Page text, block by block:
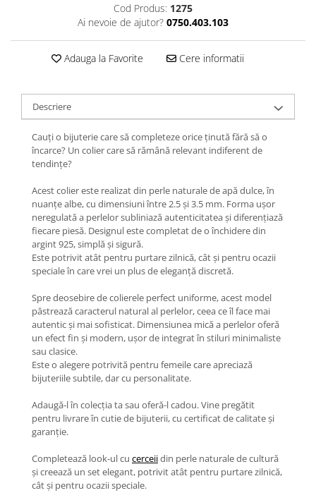
Lănțișoare cu Animale
Lănțișoare cu Molecule
Lănțișoare cu Pietre Naturale
Lănțișoare Argint Diverse
Coliere cu Perle Naturale
Coliere cu Perle Preciosa
COLIERE ȘNUR REGLABIL
Coliere cu Inimioare
Coliere cu Stea
Coliere cu Soare
Coliere cu Semilună
Coliere cu Zodii
Coliere cu Flori
Coliere cu Molecule
Coliere Diverse
BRĂȚĂRI
BRĂȚĂRI CU ȘNUR REGLABIL
Brățări din Aur cu șnur reglabil
Brățări din Argint cu șnur reglabil
BRĂȚĂRI CU PIETRE SEMIPREȚIOASE
Brățări din Aur cu pietre
semiprețioase
Brățări din Argint cu pietre
semiprețioase
Cod Produs: 1275
Ai nevoie de ajutor? 0750.403.103
Adauga la Favorite Cere informatii
Descriere
Cauți o bijuterie care să completeze orice ținută fără să o
încarce? Un colier care să rămână relevant indiferent de
tendințe?
Acest colier este realizat din perle naturale de apă dulce, în
nuanțe albe, cu dimensiuni între 2.5 și 3.5 mm. Forma ușor
neregulată a perlelor subliniază autenticitatea și diferențiază
fiecare piesă. Designul este completat de o închidere din
argint 925, simplă și sigură.
Este potrivit atât pentru purtare zilnică, cât și pentru ocazii
speciale în care vrei un plus de eleganță discretă.
Spre deosebire de colierele perfect uniforme, acest model
păstrează caracterul natural al perlelor, ceea ce îl face mai
autentic și mai sofisticat. Dimensiunea mică a perlelor oferă
un efect fin și modern, ușor de integrat în stiluri minimaliste
sau clasice.
Este o alegere potrivită pentru femeile care apreciază
bijuteriile subtile, dar cu personalitate.
Adaugă-l în colecția ta sau oferă-l cadou. Vine pregătit
pentru livrare în cutie de bijuterii, cu certificat de calitate și
garanție.
Completează look-ul cu cerceiidin perle naturale de cultură
și creează un set elegant, potrivit atât pentru purtare zilnică,
cât și pentru ocazii speciale.